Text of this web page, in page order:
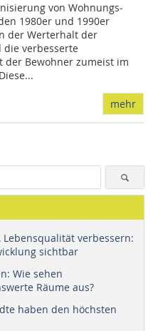
von Wohnungs­
1980er und 1990er
der Werterhalt der
verbesserte
der Bewohner zumeist im
mehr
verbessern:
sichtbar
Wie sehen
Räume aus?
haben den höchsten